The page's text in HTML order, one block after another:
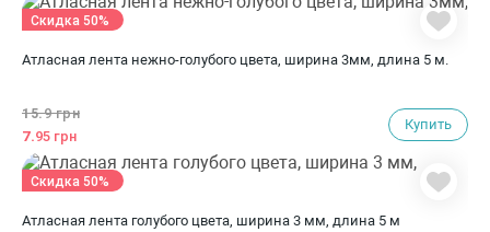
Атласная лента нежно-голубого цвета, ширина 3мм, длина 5 м.
15.9 грн
7.95 грн
Купить
Скидка 50%
Атласная лента голубого цвета, ширина 3 мм, длина 5 м
Скидка 50%